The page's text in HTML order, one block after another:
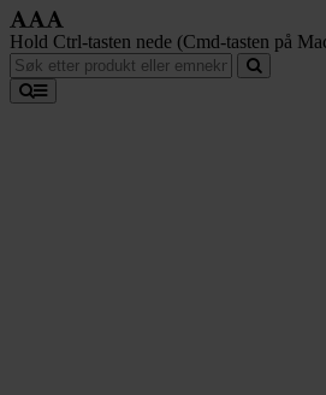
Hold Ctrl-tasten nede (Cmd-tasten på